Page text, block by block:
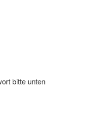
bitte unten